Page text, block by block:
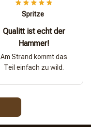
Spritze
Qualitt ist echt der
Hammer!
Am Strand kommt das
Teil einfach zu wild.